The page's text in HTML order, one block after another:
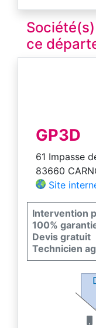
ce
GP3D
61 Impasse
83660
Site
Intervention
100%
Devis gratuit
Technicien